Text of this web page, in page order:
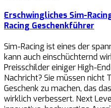
Erschwingliches Sim-
Racing Geschenkführer
Sim-Racing ist eines der
kann auch einschüchternd
Preisschilder einiger High-
Nachricht? Sie müssen nicht
Geschenk zu machen, das
wirklich verbessert. Next